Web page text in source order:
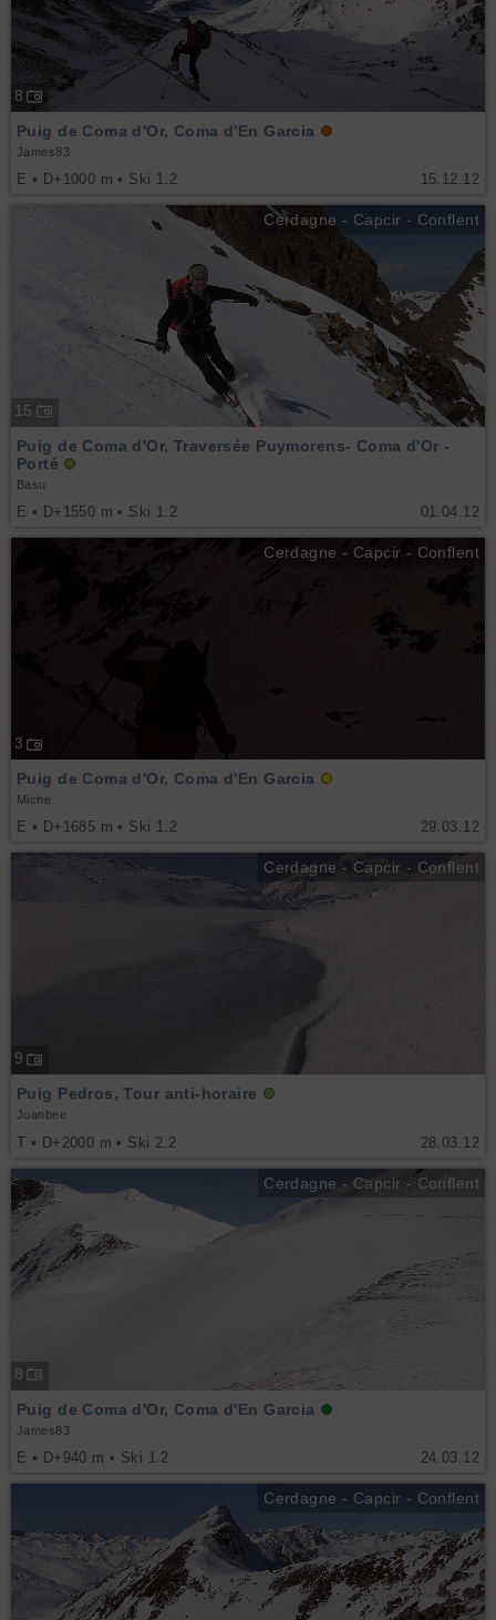
8
15.12.12
Puig de Coma d'Or, Coma d'En Garcia
James83
E • D+1000 m • Ski 1.2
Cerdagne - Capcir - Conflent
15
01.04.12
Puig de Coma d'Or, Traversée Puymorens- Coma d'Or -
Porté
Basu
E • D+1550 m • Ski 1.2
Cerdagne - Capcir - Conflent
3
29.03.12
Puig de Coma d'Or, Coma d'En Garcia
Miche
E • D+1685 m • Ski 1.2
Cerdagne - Capcir - Conflent
9
28.03.12
Puig Pedros, Tour anti-horaire
Juanbee
T • D+2000 m • Ski 2.2
Cerdagne - Capcir - Conflent
8
24.03.12
Puig de Coma d'Or, Coma d'En Garcia
James83
E • D+940 m • Ski 1.2
Cerdagne - Capcir - Conflent